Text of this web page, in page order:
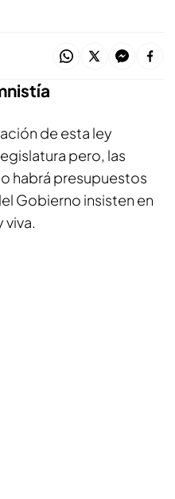
de esta ley
pero, las
habrá presupuestos
Gobierno insisten en
viva.